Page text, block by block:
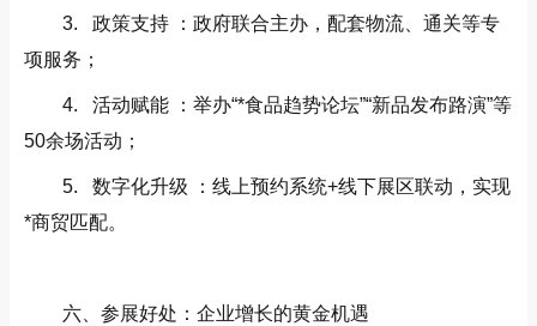
3. 政策支持 ：政府联合主办，配套物流、通关等专
项服务；
4. 活动赋能 ：举办“*食品趋势论坛”“新品发布路演”等
50余场活动；
5. 数字化升级 ：线上预约系统+线下展区联动，实现
*商贸匹配。
六、参展好处：企业增长的黄金机遇